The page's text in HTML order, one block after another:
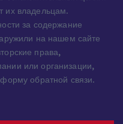
сайта и
целях.
владельцам.
на нашем сайте
права,